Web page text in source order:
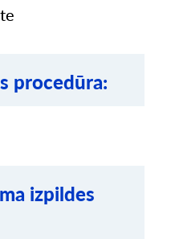
procedūra:
izpildes